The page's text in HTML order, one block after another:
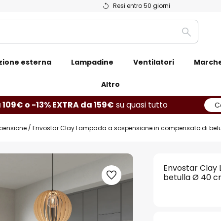
Resi entro 50 giorni
Ricerca
esterna Lampadine Ventilatori
Altro
109€ o -13% EXTRA da 159€ su quasi tutto
Envostar Clay Lampada a sospensione in compensato di
Envostar Clay
betulla Ø 40